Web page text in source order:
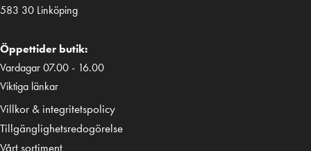
583 30 Linköping
Öppettider butik:
Vardagar 07.00 - 16.00
Viktiga länkar
Villkor & integritetspolicy
Tillgänglighetsredogörelse
Vårt sortiment